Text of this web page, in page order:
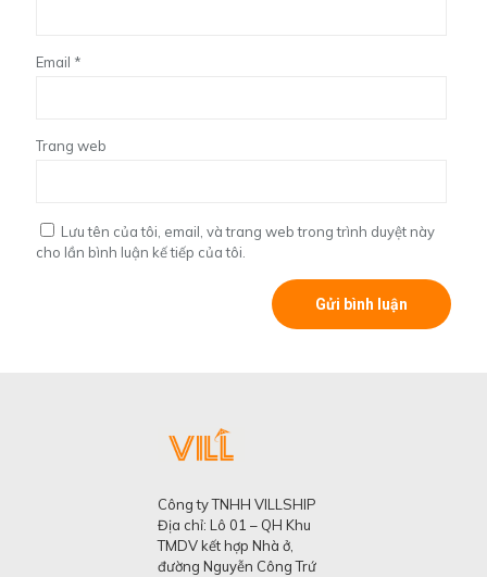
Email *
Trang web
Lưu tên của tôi, email, và trang web trong trình duyệt này
cho lần bình luận kế tiếp của tôi.
Công ty TNHH VILLSHIP
Địa chỉ: Lô 01 – QH Khu
TMDV kết hợp Nhà ở,
đường Nguyễn Công Trứ